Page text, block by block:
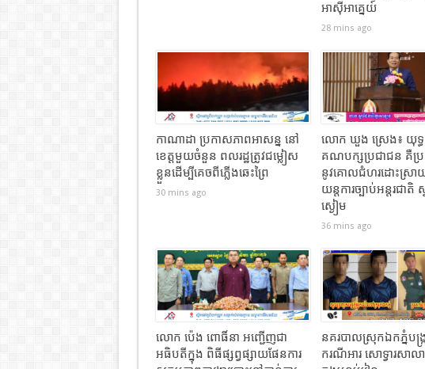
អាស៊ីអាគ្នេយ៍
28 mins ago
កាណាដា ប្រកាសភាពអាសន្ន នៅ
ខេត្តមួយចំនួន ពលរដ្ឋត្រូវជម្លៀស
ខ្លួនដើម្បីគេចពីភ្លើងឆេះព្រៃ
30 mins ago
លោក ឃួង ស្រេង៖ យុទ្ធ
គណបក្សប្រជាជន គឺប្
នូវគោលជំហរដោះស្រា
យន្តការច្បាប់អន្តរជាតិ
ស្ងៀម
36 mins ago
លោក ប៉េង ពោធិ៍នា អញ្ជើញជា
អធិបតីក្នុង ពិធីផ្សព្វផ្សាយផែនការ
នគរបាលស្រុកឯកភ្នំបង្រ្
ករណីអារ សោទ្វារសាល